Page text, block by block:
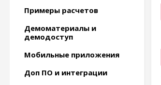
Примеры расчетов
Демоматериалы и
демодоступ
Мобильные приложения
Доп ПО и интеграции